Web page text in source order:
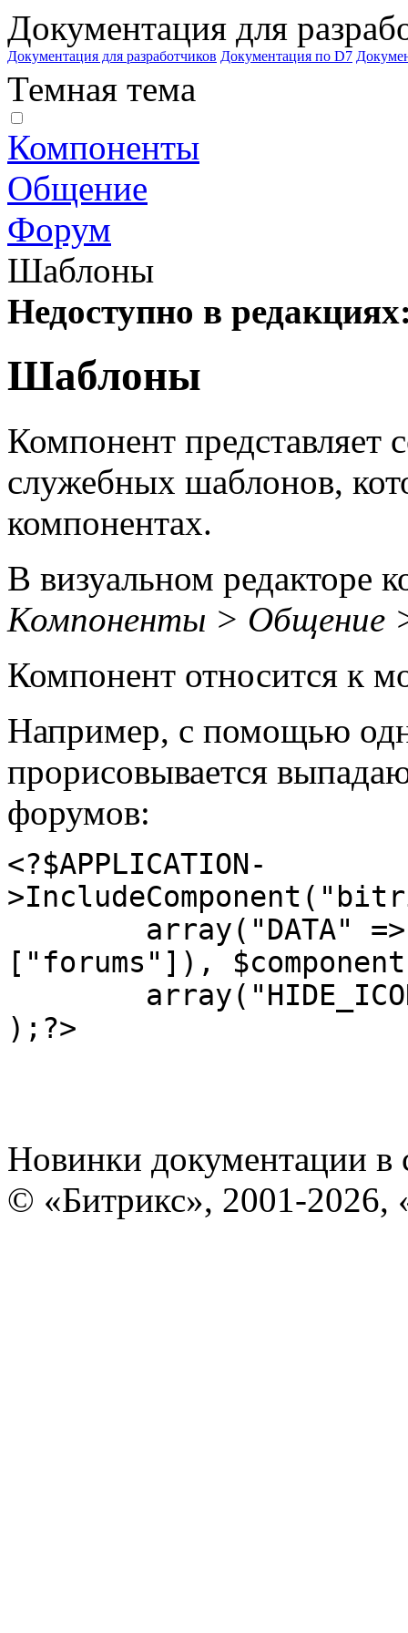
Документация для
Документация для разработчиков Документация по D7
Темная тема
Компоненты
Общение
Форум
Шаблоны
Недоступно в
Шаблоны
Компонент представляет
служебных шаблонов,
компонентах.
В визуальном редакторе
Компоненты > Общение
Компонент относится к
Например, с помощью
прорисовывается
форумов:
<?$APPLICATION-
["forums"]),
Новинки документации в
© «Битрикс», 2001-2026,